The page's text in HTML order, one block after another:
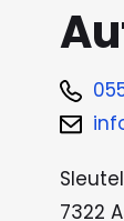
7322